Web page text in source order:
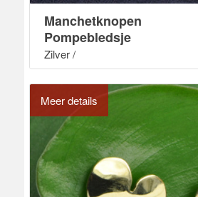
Manchetknopen
Pompebledsje
Zilver /
Meer details